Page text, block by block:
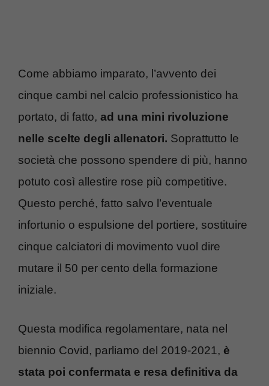
Come abbiamo imparato, l’avvento dei
cinque cambi nel calcio professionistico ha
portato, di fatto, ad una mini rivoluzione
nelle scelte degli allenatori. Soprattutto le
società che possono spendere di più, hanno
potuto così allestire rose più competitive.
Questo perché, fatto salvo l’eventuale
infortunio o espulsione del portiere, sostituire
cinque calciatori di movimento vuol dire
mutare il 50 per cento della formazione
iniziale.
Questa modifica regolamentare, nata nel
biennio Covid, parliamo del 2019-2021, è
stata poi confermata e resa definitiva da